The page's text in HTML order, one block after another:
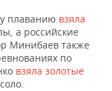
плаванию взяла
а российские
Минибаев также
по
взяла золотые